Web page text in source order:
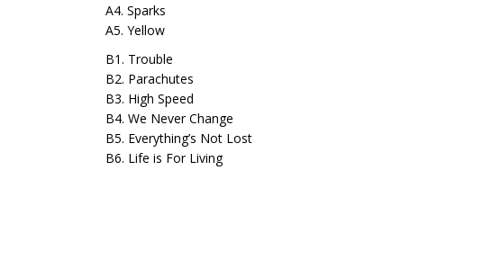
A4. Sparks
A5. Yellow
B1. Trouble
B2. Parachutes
B3. High Speed
B4. We Never Change
B5. Everything’s Not Lost
B6. Life is For Living